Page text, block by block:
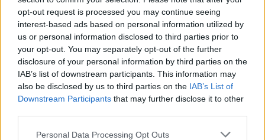
opt-out request is processed you may continue seeing
interest-based ads based on personal information utilized by
us or personal information disclosed to third parties prior to
your opt-out. You may separately opt-out of the further
disclosure of your personal information by third parties on the
IAB’s list of downstream participants. This information may
also be disclosed by us to third parties on the IAB’s List of
Downstream Participants that may further disclose it to other
Please note that this website/app uses one or more Google
Personal Data Processing Opt Outs